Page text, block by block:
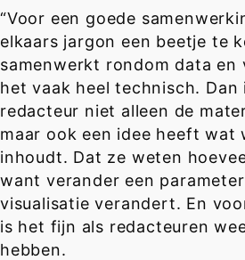
“Voor een goede
elkaars jargon een beetje te
samenwerkt rondom data en
het vaak heel technisch.
redacteur niet alleen de
maar ook een idee heeft wat
inhoudt. Dat ze weten
want verander een
visualisatie verandert. En
is het fijn als redacteuren
hebben.